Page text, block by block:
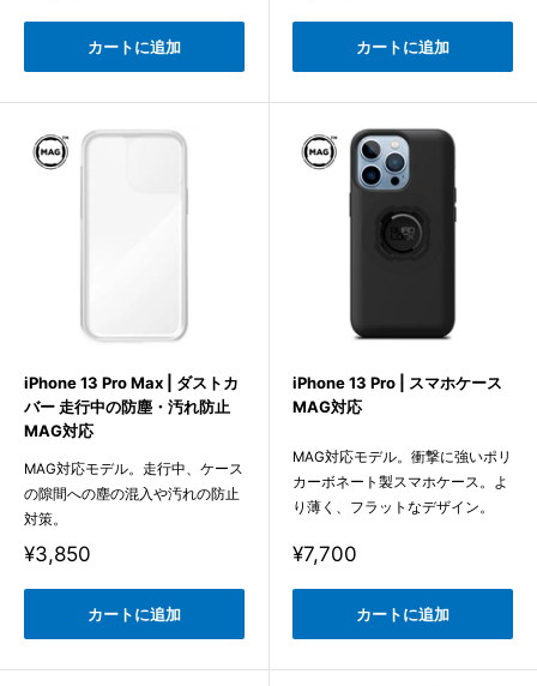
価
カートに追加
価
カートに追加
iPhone 13 Pro Max | ダストカ
バー 走行中の防塵・汚れ防止
MAG対応
MAG対応モデル。走行中、ケース
の隙間への塵の混入や汚れの防止
対策。
販
価
¥3,850
カートに追加
iPhone 13 Pro | スマホケース
MAG対応
MAG対応モデル。衝撃に強いポリ
カーボネート製スマホケース。よ
り薄く、フラットなデザイン。
販
価
¥7,700
カートに追加